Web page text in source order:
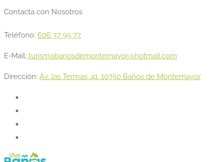
Contacta con Nosotros
Teléfono: 606 37 95 77
E-Mail: turismobanosdemontemayor@hotmail.com
Dirección: Av. las Termas, 41, 10750 Baños de Montemayor